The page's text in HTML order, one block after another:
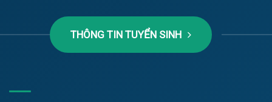
THÔNG TIN TUYỂN SINH